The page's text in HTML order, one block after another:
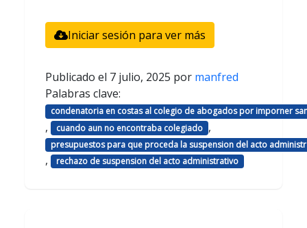
Iniciar sesión para ver más
Publicado el 7 julio, 2025 por manfred
Palabras clave:
condenatoria en costas al colegio de abogados por imporner
, cuando aun no encontraba colegiado ,
presupuestos para que proceda la suspension del acto
, rechazo de suspension del acto administrativo